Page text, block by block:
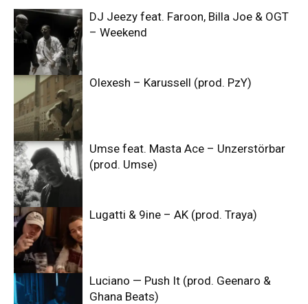
DJ Jeezy feat. Faroon, Billa Joe & OGT
– Weekend
Olexesh – Karussell (prod. PzY)
Umse feat. Masta Ace – Unzerstörbar
(prod. Umse)
Lugatti & 9ine – AK (prod. Traya)
Luciano — Push It (prod. Geenaro &
Ghana Beats)